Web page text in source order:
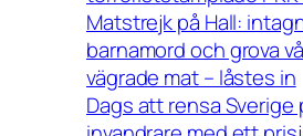
Matstrejk på Hall:
barnamord och grova
vägrade mat – låstes in
Dags att rensa Sverige